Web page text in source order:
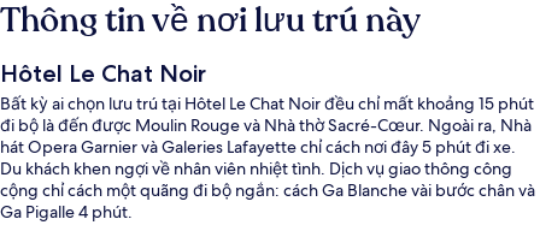
Thông tin về nơi lưu trú này
Hôtel Le Chat Noir
Bất kỳ ai chọn lưu trú tại Hôtel Le Chat Noir đều chỉ mất khoảng 15 phút
đi bộ là đến được Moulin Rouge và Nhà thờ Sacré-Cœur. Ngoài ra, Nhà
hát Opera Garnier và Galeries Lafayette chỉ cách nơi đây 5 phút đi xe.
Du khách khen ngợi về nhân viên nhiệt tình. Dịch vụ giao thông công
cộng chỉ cách một quãng đi bộ ngắn: cách Ga Blanche vài bước chân và
Ga Pigalle 4 phút.